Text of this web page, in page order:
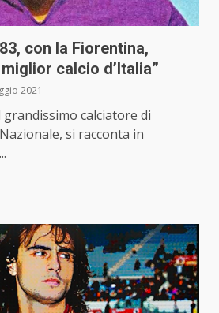
con la Fiorentina,
calcio d’Italia”
2021
grandissimo calciatore di
si racconta in